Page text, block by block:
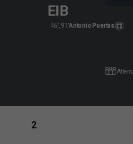
EIB
46’, 91’Antonio Puertas
2